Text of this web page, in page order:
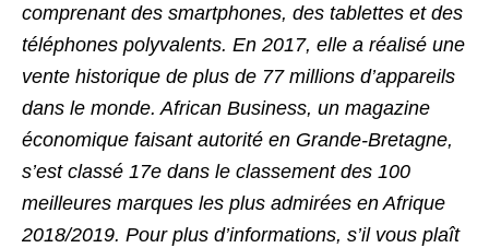
comprenant des smartphones, des tablettes et des
téléphones polyvalents. En 2017, elle a réalisé une
vente historique de plus de 77 millions d’appareils
dans le monde. African Business, un magazine
économique faisant autorité en Grande-Bretagne,
s’est classé 17e dans le classement des 100
meilleures marques les plus admirées en Afrique
2018/2019. Pour plus d’informations, s’il vous plaît